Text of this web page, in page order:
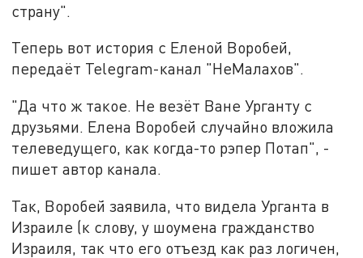
страну".
Теперь вот история с Еленой Воробей,
передаёт Telegram-канал "НеМалахов".
"Да что ж такое. Не везёт Ване Урганту с
друзьями. Елена Воробей случайно вложила
телеведущего, как когда-то рэпер Потап", -
пишет автор канала.
Так, Воробей заявила, что видела Урганта в
Израиле (к слову, у шоумена гражданство
Израиля, так что его отъезд как раз логичен,